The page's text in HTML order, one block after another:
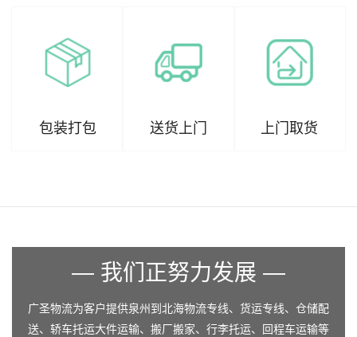
包装打包 送货上门 上门取货
— 我们正努力发展 —
广圣物流为客户提供泉州到北海物流专线、货运专线、仓储配
送、轿车托运大件运输、搬厂搬家、行李托运、回程车运输等